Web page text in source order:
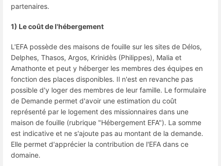
partenaires.
1) Le coût de l'hébergement
L'EFA possède des maisons de fouille sur les sites de Délos,
Delphes, Thasos, Argos, Krinidès (Philippes), Malia et
Amathonte et peut y héberger les membres des équipes en
fonction des places disponibles. Il n'est en revanche pas
possible d'y loger des membres de leur famille. Le formulaire
de Demande permet d'avoir une estimation du coût
représenté par le logement des missionnaires dans une
maison de fouille (rubrique "Hébergement EFA"). La somme
est indicative et ne s'ajoute pas au montant de la demande.
Elle permet d'apprécier la contribution de l'EFA dans ce
domaine.